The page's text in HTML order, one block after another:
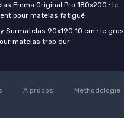
Emma Original Pro 180x200 : le
pour matelas fatigué
Surmatelas 90x190 10 cm : le gros
matelas trop dur
À propos Méthodologie